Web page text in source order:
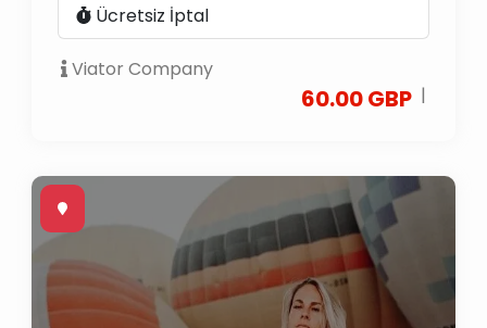
Ücretsiz İptal
Viator Company
60.00 GBP |